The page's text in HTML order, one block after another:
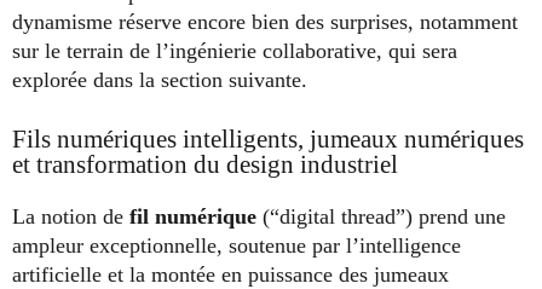
dynamisme réserve encore bien des surprises, notamment
sur le terrain de l’ingénierie collaborative, qui sera
explorée dans la section suivante.
Fils numériques intelligents, jumeaux numériques
et transformation du design industriel
La notion de fil numérique (“digital thread”) prend une
ampleur exceptionnelle, soutenue par l’intelligence
artificielle et la montée en puissance des jumeaux